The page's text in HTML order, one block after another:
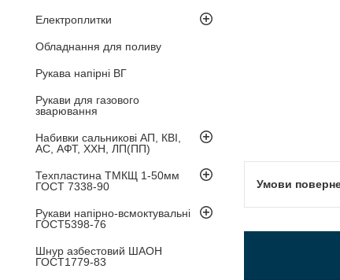
Електроплитки
Обладнання для поливу
Рукава напірні ВГ
Рукави для газового
зварювання
Набивки сальникові АП, КВІ,
АС, АФТ, ХХН, ЛП(ПП)
Техпластина ТМКЩ 1-50мм
ГОСТ 7338-90
Рукави напірно-всмоктувальні
ГОСТ5398-76
Шнур азбестовий ШАОН
ГОСТ1779-83